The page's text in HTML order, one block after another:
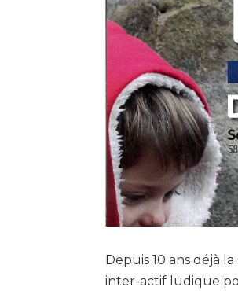
Depuis 10 ans déjà
inter-actif ludique